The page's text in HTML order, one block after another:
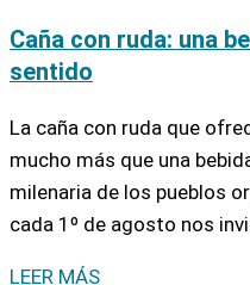
Caña con ruda: una
sentido
La caña con ruda que
mucho más que una
milenaria de los pueblos
cada 1º de agosto nos
LEER MÁS